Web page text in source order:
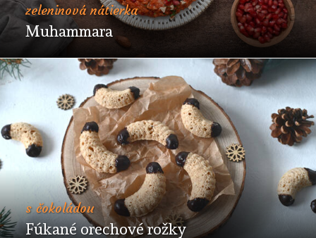
zeleninová nátierka
Muhammara
s čokoládou
Fúkané orechové rožky